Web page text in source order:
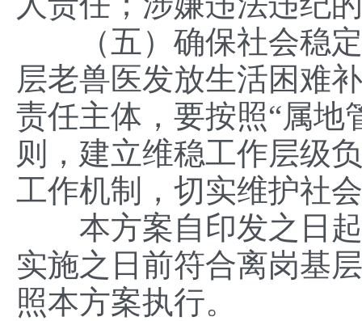
（五）确保社会稳定
层老兽医发放生活困难
责任主体，要按照“属地
则，建立维稳工作层级
工作机制，切实维护社
本方案自印发之日起
实施之日前符合离岗基
照本方案执行。